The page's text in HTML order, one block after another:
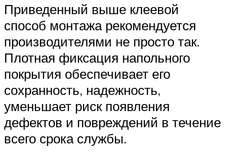
Приведенный выше клеевой
способ монтажа рекомендуется
производителями не просто так.
Плотная фиксация напольного
покрытия обеспечивает его
сохранность, надежность,
уменьшает риск появления
дефектов и повреждений в течение
всего срока службы.